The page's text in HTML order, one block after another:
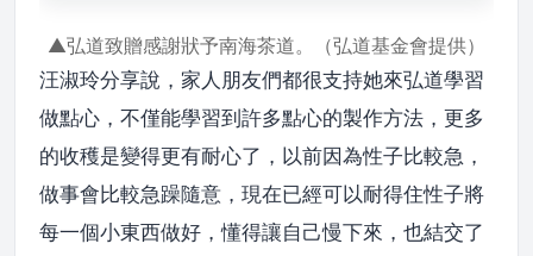
▲弘道致贈感謝狀予南海茶道。（弘道基金會提供）
汪淑玲分享說，家人朋友們都很支持她來弘道學習
做點心，不僅能學習到許多點心的製作方法，更多
的收穫是變得更有耐心了，以前因為性子比較急，
做事會比較急躁隨意，現在已經可以耐得住性子將
每一個小東西做好，懂得讓自己慢下來，也結交了